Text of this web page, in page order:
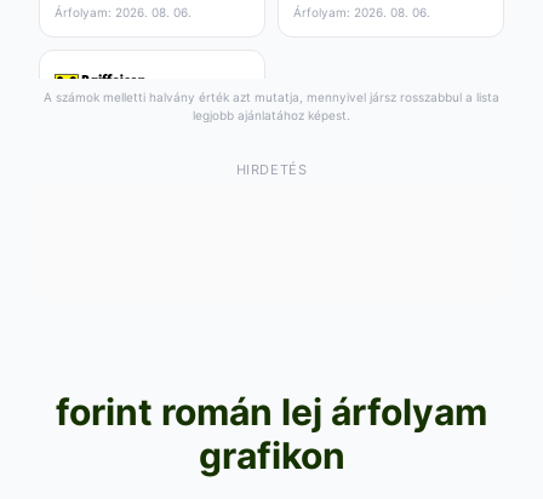
Árfolyam: 2026. 08. 06. Árfolyam: 2026. 08. 07.
Árfolyam: 2026. 08. 06. Árfolyam: 2026. 08. 06.
A számok melletti halvány érték azt mutatja, mennyivel jársz rosszabbul a lista
legjobb ajánlatához képest.
HIRDETÉS
forint román lej árfolyam
grafikon